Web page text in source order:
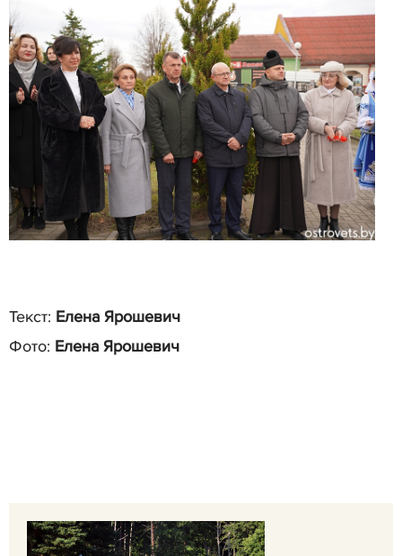
Текст: Елена Ярошевич
Фото: Елена Ярошевич